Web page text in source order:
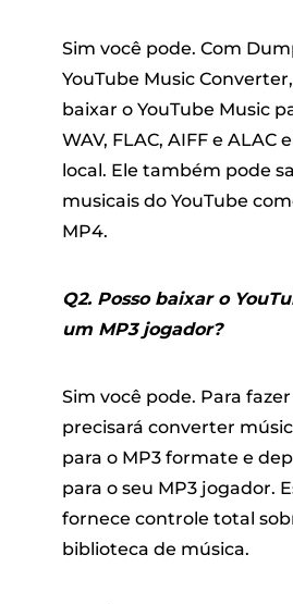
Sim você pode. Com
YouTube Music
baixar o YouTube Music
WAV, FLAC, AIFF e ALAC
local. Ele também pode
musicais do YouTube
MP4.
Q2. Posso baixar o
um MP3 jogador?
Sim você pode. Para fazer
precisará converter
para o MP3 formate e
para o seu MP3 jogador.
fornece controle total
biblioteca de música.